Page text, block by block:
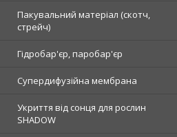
Пакувальний матеріал (скотч,
стрейч)
Гідробар'єр, паробар'єр
Супердифузійна мембрана
Укриття від сонця для рослин
SHADOW